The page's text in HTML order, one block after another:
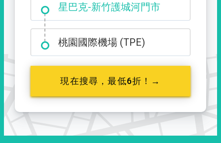
大霸尖山登山口
桃園國際機場 (TPE)
現在搜尋，最低6折！→